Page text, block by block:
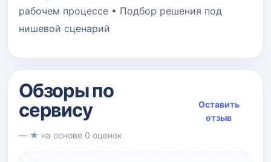
рабочем процессе • Подбор решения под
нишевой сценарий
Обзоры по
сервису
— ★ на основе 0 оценок
Оставить
отзыв